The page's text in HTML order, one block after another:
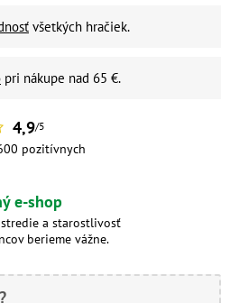
všetkých hračiek.
pri nákupe nad 65 €.
4,9/5
pozitívnych
e-shop
a starostlivosť
berieme vážne.